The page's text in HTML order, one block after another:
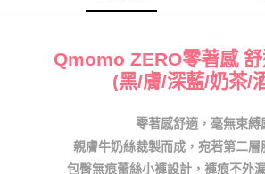
買賣價金債權讓與本公司後，依約使用本公司帳單
2.基於同意付款使用「大哥付你分期」之契約關係
資料（包含姓名、電話或地址）提供予台灣大哥大
ATM／網路銀行／等多元方式進行付款，方視為交
後付繳納相關費用。
※ 交易是否成功請以「AFTEE先享後付 」之結帳頁
是否繳費成功／繳費後需取消欲退款等相關疑問，
１．透過由恩沛科技股份有限公司提供之「AFTEE
易，需依本服務之必要範圍內提供個人資料，並將
國定假日將順延
付款後全家取貨 約3~5天到貨，實際出貨依
※國定假日將順延
每筆NT$70，滿NT$699(含以上)免運費
7-11貨到付款 約3~5天到貨，實際出貨依照
國定假日將順延
Qmomo ZERO零著感
(黑/膚/深藍/奶茶/
零著感舒適，毫無束縛
親膚牛奶絲裁製而成，宛若第二層
包臀無痕蕾絲小褲設計，褲痕不外